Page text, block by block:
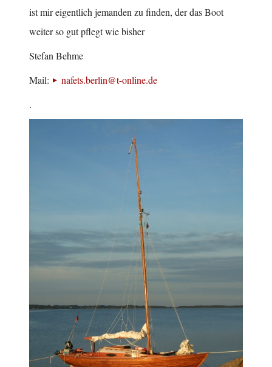
ist mir eigentlich jemanden zu finden, der das Boot
weiter so gut pflegt wie bisher
Stefan Behme
Mail:
nafets.berlin@t-online.de
.